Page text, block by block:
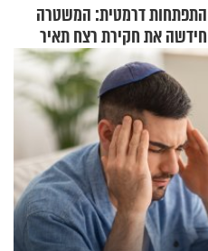
התפתחות דרמטית: המשטרה
חידשה את חקירת רצח תאיר
ראדה